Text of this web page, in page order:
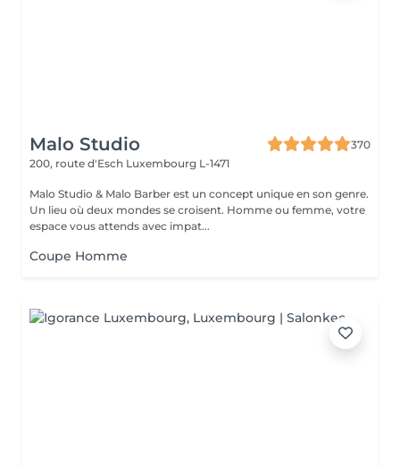
Malo Studio
370
200, route d'Esch Luxembourg L-1471
Malo Studio & Malo Barber est un concept unique en son genre.
Un lieu où deux mondes se croisent. Homme ou femme, votre
espace vous attends avec impat...
Coupe Homme